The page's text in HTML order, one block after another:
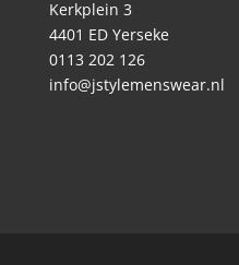
Kerkplein 3
4401 ED Yerseke
0113 202 126
info@jstylemenswear.nl